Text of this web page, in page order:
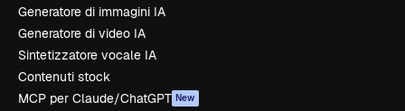
Generatore di immagini IA
Generatore di video IA
Sintetizzatore vocale IA
Contenuti stock
MCP per Claude/ChatGPT New